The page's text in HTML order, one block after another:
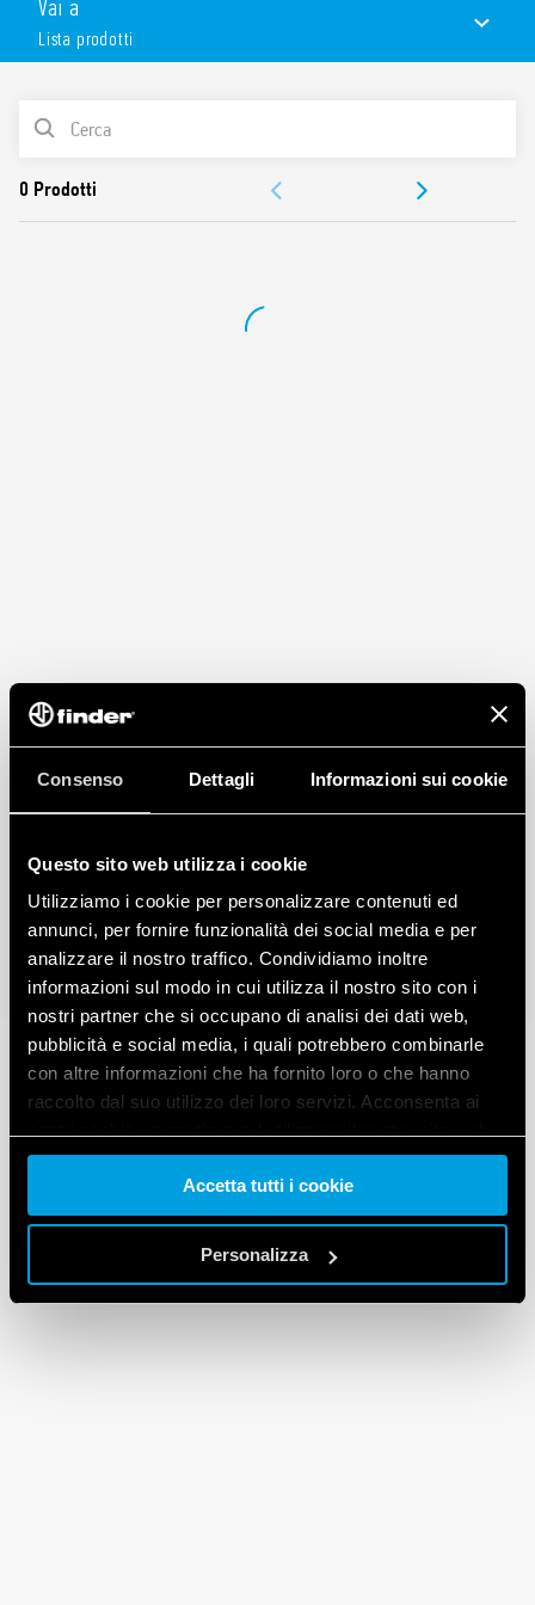
Consenso Dettagli Informazioni sui cookie
Questo sito web utilizza i cookie
Utilizziamo i cookie per personalizzare contenuti ed
annunci, per fornire funzionalità dei social media e per
analizzare il nostro traffico. Condividiamo inoltre
informazioni sul modo in cui utilizza il nostro sito con i
nostri partner che si occupano di analisi dei dati web,
pubblicità e social media, i quali potrebbero combinarle
con altre informazioni che ha fornito loro o che hanno
raccolto dal suo utilizzo dei loro servizi. Acconsenta ai
Vai alla Cookie Policy complet a
Accetta tutti i cookie
Personalizza
Larghezza 17.5 mm.
Caratteristiche:
(Physikalisch – Technischen Bundesanstalt)
Omologazione PTB (7E.13 e 7E.16) (Physikalisch –
Classe di precisione 1/B
Categoria di protezione II
Vai a
Lista prodotti
LISTA PRODOTTI
DOCUMENTAZIONE